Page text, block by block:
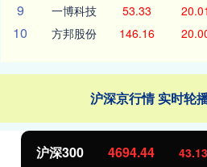
9 一博科技 53.33
10 方邦股份 146.16
沪深京行情 实时轮
北证50 1134.24 11.37